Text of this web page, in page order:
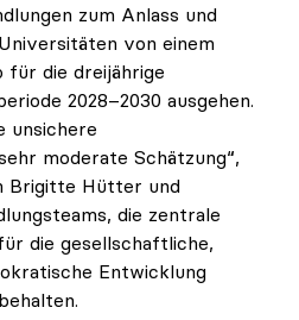
zum Anlass und
von einem
für die dreijährige
2028–2030 ausgehen.
unsichere
moderate Schätzung“,
Brigitte Hütter und
die zentrale
die gesellschaftliche,
Entwicklung